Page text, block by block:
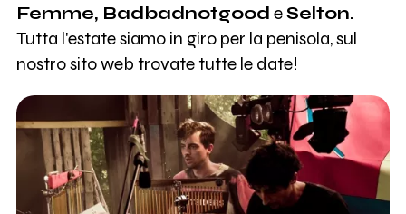
Femme, Badbadnotgood eSelton.
Tutta l'estate siamo in giro per la penisola, sul
nostro sito web trovate tutte le date!